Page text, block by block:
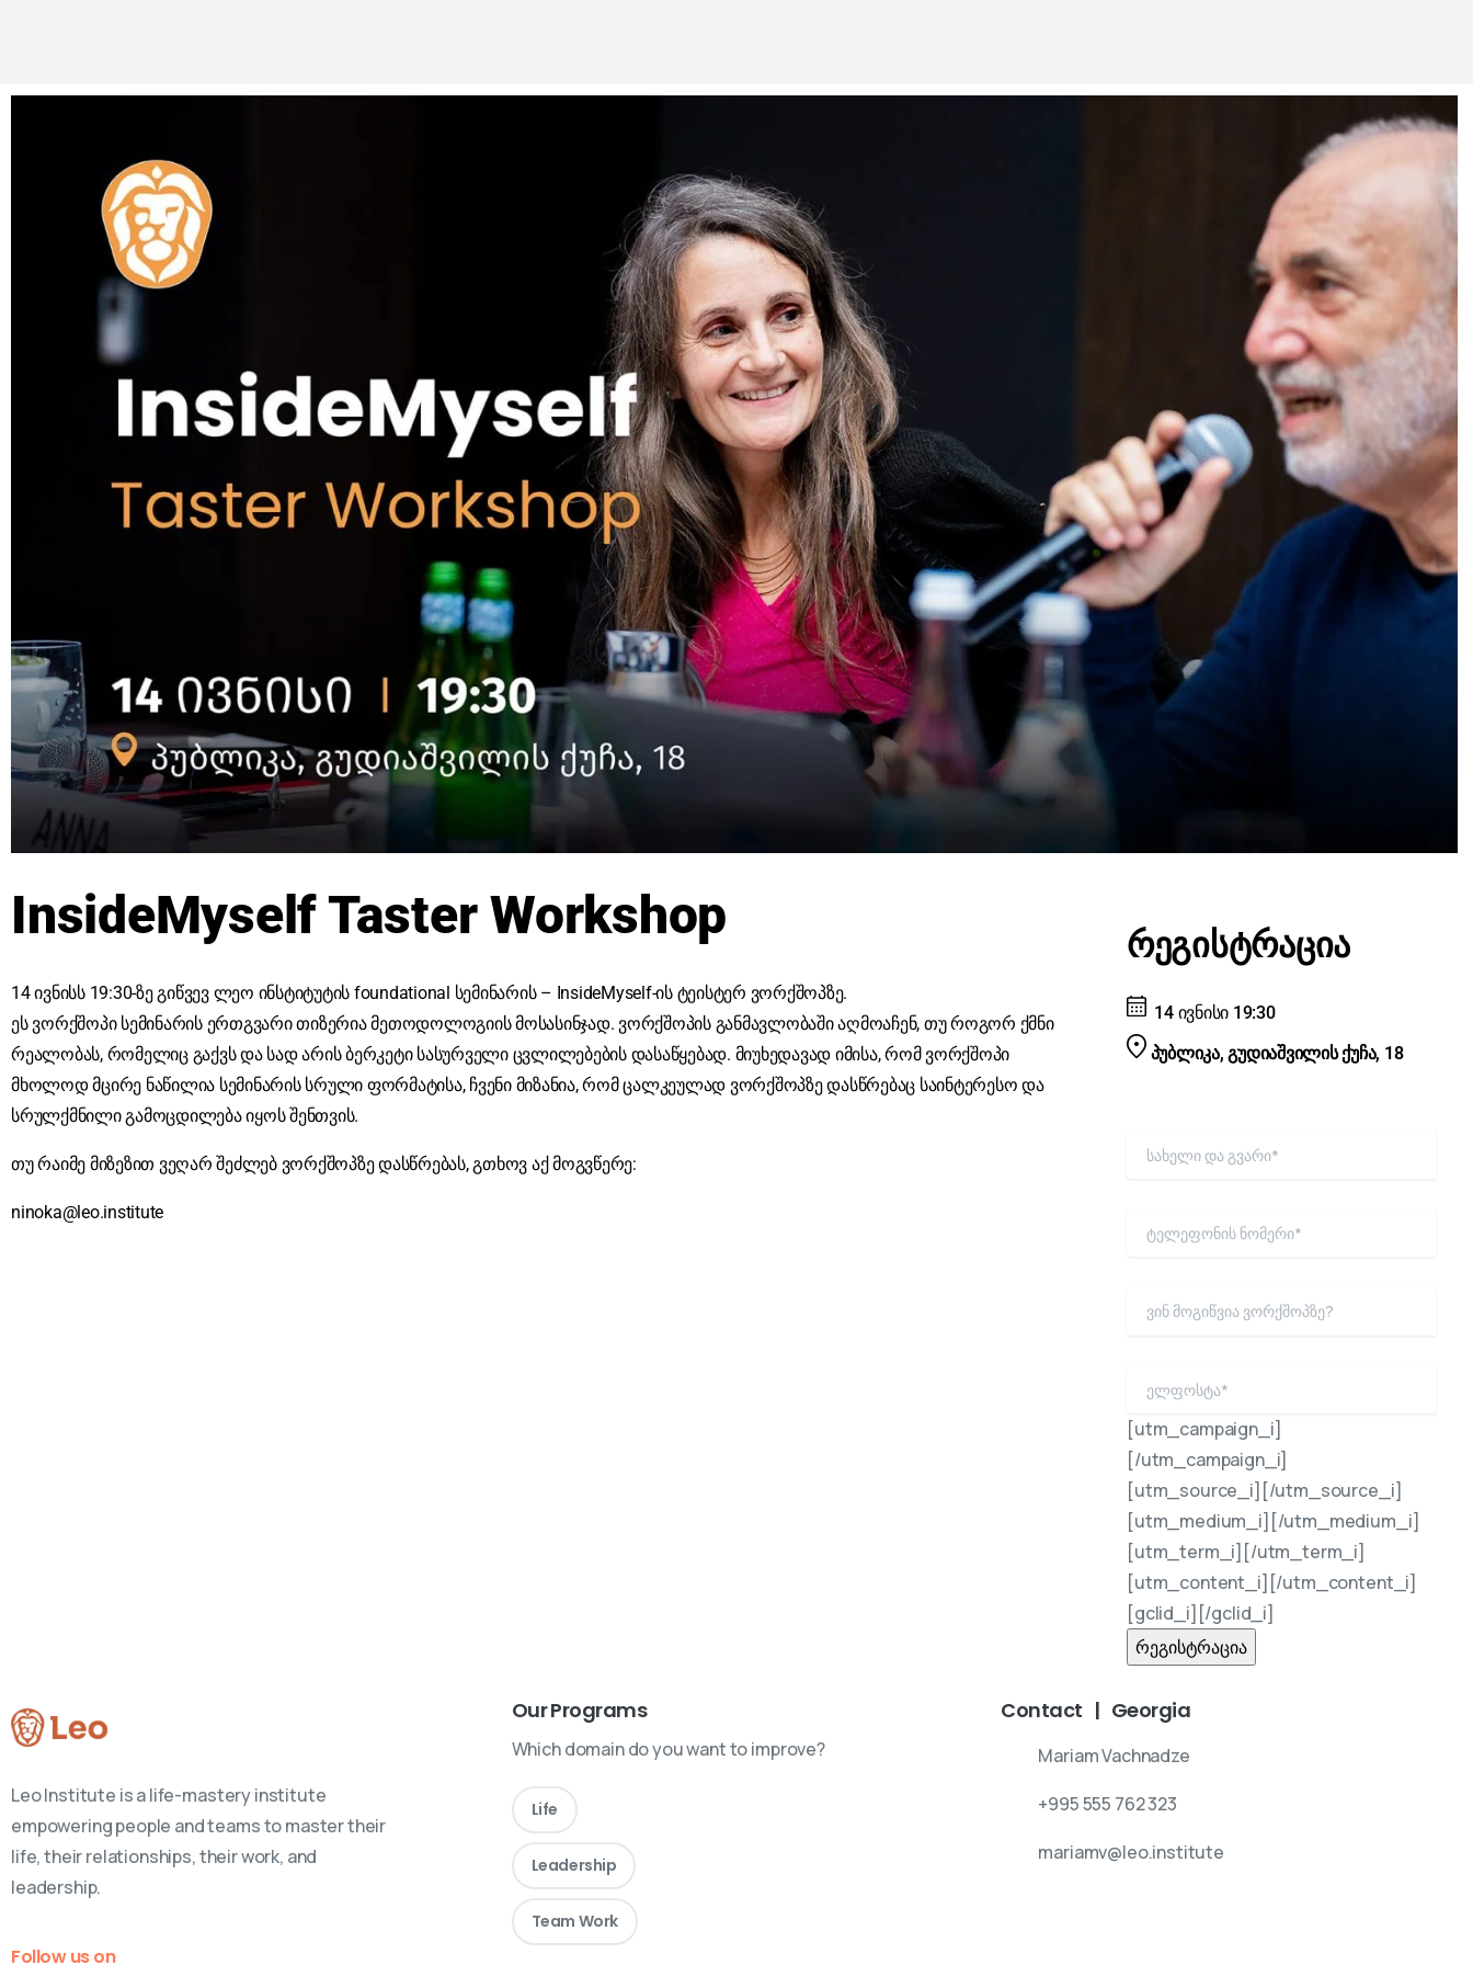
InsideMyself Taster Workshop
14 ივნისს 19:30-ზე გიწვევ ლეო ინსტიტუტის foundational სემინარის – InsideMyself-ის ტეისტერ ვორქშოპზე.
ეს ვორქშოპი სემინარის ერთგვარი თიზერია მეთოდოლოგიის მოსასინჯად. ვორქშოპის განმავლობაში აღმოაჩენ, თუ როგორ ქმნი
რეალობას, რომელიც გაქვს და სად არის ბერკეტი სასურველი ცვლილებების დასაწყებად. მიუხედავად იმისა, რომ ვორქშოპი
მხოლოდ მცირე ნაწილია სემინარის სრული ფორმატისა, ჩვენი მიზანია, რომ ცალკეულად ვორქშოპზე დასწრებაც საინტერესო და
სრულქმნილი გამოცდილება იყოს შენთვის.
თუ რაიმე მიზეზით ვეღარ შეძლებ ვორქშოპზე დასწრებას, გთხოვ აქ მოგვწერე:
ninoka@leo.institute
ᲠᲔᲒᲘᲡᲢᲠᲐᲪᲘᲐ
14 ივნისი 19:30
პუბლიკა, გუდიაშვილის ქუჩა, 18
[utm_campaign_i]
[/utm_campaign_i]
[utm_source_i] [/utm_source_i]
[utm_medium_i] [/utm_medium_i]
[utm_term_i] [/utm_term_i]
[utm_content_i] [/utm_content_i]
[gclid_i] [/gclid_i]
Leo Institute is a life-mastery institute
empowering people and teams to master their
life, their relationships, their work, and
leadership.
Follow us on
Our Programs
Which domain do you want to improve?
Life
Leadership
Team Work
Contact | Georgia
Mariam Vachnadze
‭+995 555 762 323‬
mariamv@leo.institute